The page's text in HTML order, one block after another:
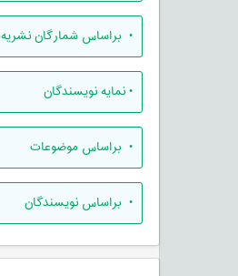
• براساس شمارگان نشریه
•نمایه نویسندگان
• براساس موضوعات
• براساس نویسندگان